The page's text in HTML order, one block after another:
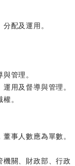
配及運用。
管理。
用及督導與管理。
。
事人數應為單數。
機關、財政部、行政